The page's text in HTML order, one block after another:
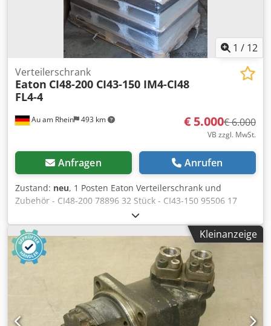
1 / 12
Au am Rhein 493 km
Verteilerschrank
Eaton CI48-200 CI43-150 IM4-CI48
FL4-4
€ 5.000€ 6.000
VB zzgl. MwSt.
Anfragen Anrufen
Zustand: neu, 1 Posten Eaton Verteilerschrank und
Zubehör - CI48-200 78896 32 Stück - CI43-150 95506 17
Stück Dkedpfxow U Suho Aqcer - IM4-CI48 093200 4 Stück -
FL4-4 19609 8 Stück - 3 Paletten , gegen Aufpreis Versand
möglich
Kleinanzeige